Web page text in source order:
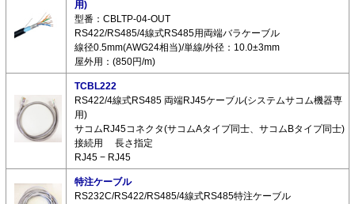
用)
型番：CBLTP-04-OUT
RS422/RS485/4線式RS485用両端バラケーブル
線径0.5mm(AWG24相当)/単線/外径：10.0±3mm
屋外用：(850円/m)
TCBL222
RS422/4線式RS485 両端RJ45ケーブル(システムサコム機器専
用)
サコムRJ45コネクタ(サコムAタイプ同士、サコムBタイプ同士)
接続用 長さ指定
RJ45 − RJ45
特注ケーブル
RS232C/RS422/RS485/4線式RS485特注ケーブル